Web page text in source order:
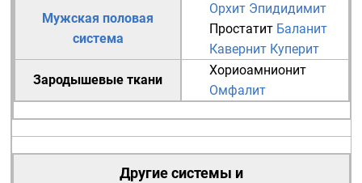
Мужская половая
система
Орхит Эпидидимит
Простатит Баланит
Кавернит Куперит
Зародышевые ткани
Хориоамнионит
Омфалит
Другие системы и